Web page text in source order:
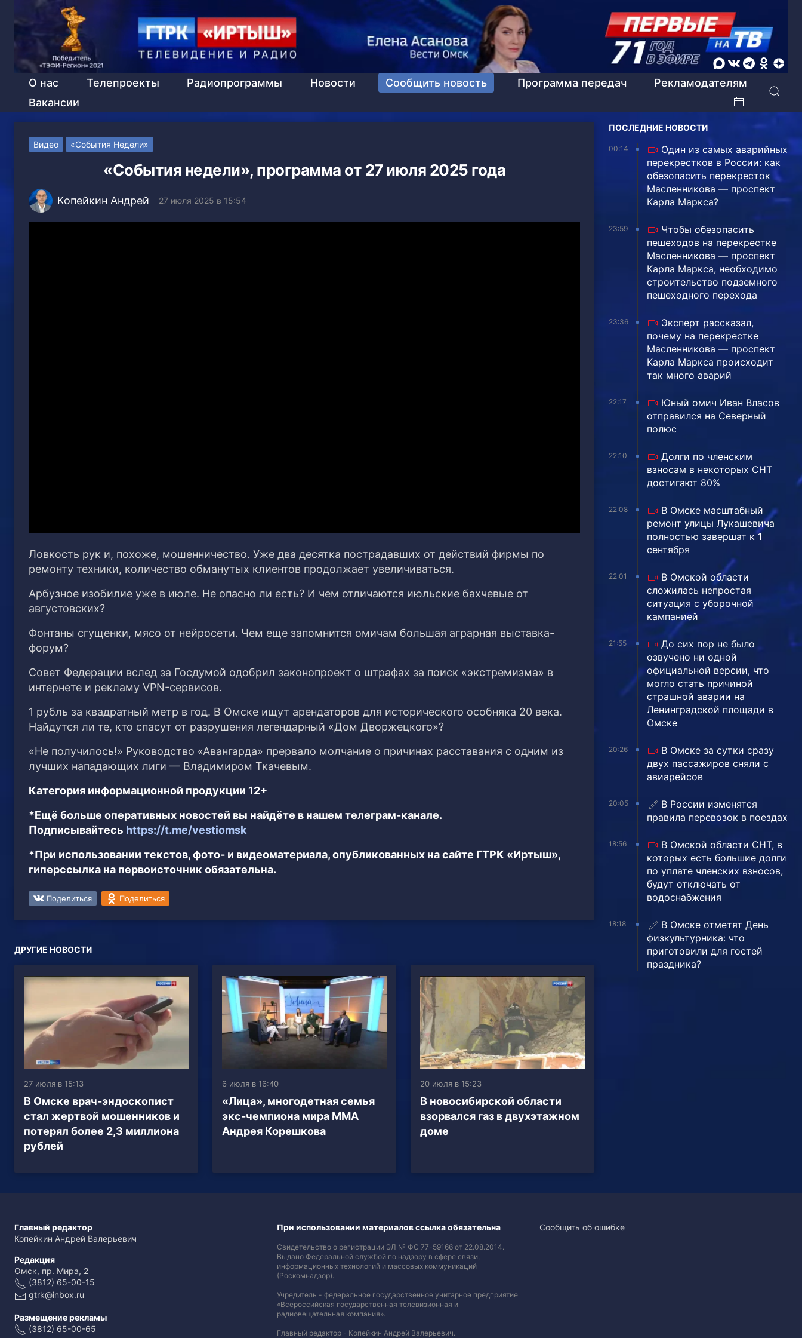
О нас Телепроекты Радиопрограммы Новости Сообщить новость Программа передач
Рекламодателям
Вакансии
Видео «События Недели»
«События недели», программа от 27 июля 2025 года
Копейкин Андрей 27 июля 2025 в 15:54
Ловкость рук и, похоже, мошенничество. Уже два десятка пострадавших от действий фирмы по
ремонту техники, количество обманутых клиентов продолжает увеличиваться.
Арбузное изобилие уже в июле. Не опасно ли есть? И чем отличаются июльские бахчевые от
августовских?
Фонтаны сгущенки, мясо от нейросети. Чем еще запомнится омичам большая аграрная выставка-
форум?
Совет Федерации вслед за Госдумой одобрил законопроект о штрафах за поиск «экстремизма» в
интернете и рекламу VPN-сервисов.
1 рубль за квадратный метр в год. В Омске ищут арендаторов для исторического особняка 20 века.
Найдутся ли те, кто спасут от разрушения легендарный «Дом Дворжецкого»?
«Не получилось!» Руководство «Авангарда» прервало молчание о причинах расставания с одним из
лучших нападающих лиги — Владимиром Ткачевым.
Категория информационной продукции 12+
*Ещё больше оперативных новостей вы найдёте в нашем телеграм-канале.
Подписывайтесь https://t.me/vestiomsk
*При использовании текстов, фото- и видеоматериала, опубликованных на сайте ГТРК «Иртыш»,
гиперссылка на первоисточник обязательна.
Поделиться Поделиться
ДРУГИЕ НОВОСТИ
27 июля в 15:13
В Омске врач-эндоскопист
стал жертвой мошенников и
потерял более 2,3 миллиона
рублей
6 июля в 16:40
«Лица», многодетная семья
экс-чемпиона мира ММА
Андрея Корешкова
20 июля в 15:23
В новосибирской области
взорвался газ в двухэтажном
доме
ПОСЛЕДНИЕ НОВОСТИ
00:14
Один из самых аварийных
перекрестков в России: как
обезопасить перекресток
Масленникова — проспект
Карла Маркса?
23:59
Чтобы обезопасить
пешеходов на перекрестке
Масленникова — проспект
Карла Маркса, необходимо
строительство подземного
пешеходного перехода
23:36
Эксперт рассказал,
почему на перекрестке
Масленникова — проспект
Карла Маркса происходит
так много аварий
22:17
Юный омич Иван Власов
отправился на Северный
полюс
22:10
Долги по членским
взносам в некоторых СНТ
достигают 80%
22:08
В Омске масштабный
ремонт улицы Лукашевича
полностью завершат к 1
сентября
22:01
В Омской области
сложилась непростая
ситуация с уборочной
кампанией
21:55
До сих пор не было
озвучено ни одной
официальной версии, что
могло стать причиной
страшной аварии на
Ленинградской площади в
Омске
20:26
В Омске за сутки сразу
двух пассажиров сняли с
авиарейсов
20:05
В России изменятся
правила перевозок в поездах
18:56
В Омской области СНТ, в
которых есть большие долги
по уплате членских взносов,
будут отключать от
водоснабжения
18:18
В Омске отметят День
физкультурника: что
приготовили для гостей
праздника?
Главный редактор
Копейкин Андрей Валерьевич
Редакция
Омск, пр. Мира, 2
(3812) 65-00-15
gtrk@inbox.ru
Размещение рекламы
(3812) 65-00-65
При использовании материалов ссылка обязательна
Свидетельство о регистрации ЭЛ № ФС 77-59166 от 22.08.2014.
Выдано Федеральной службой по надзору в сфере связи,
информационных технологий и массовых коммуникаций
(Роскомнадзор).
Учредитель - федеральное государственное унитарное предприятие
«Всероссийская государственная телевизионная и
радиовещательная компания».
Главный редактор - Копейкин Андрей Валерьевич.
Сообщить об ошибке